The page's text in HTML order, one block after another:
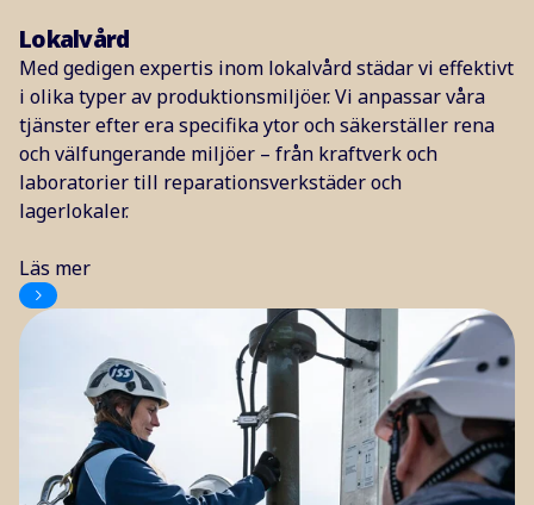
Lokalvård
Med gedigen expertis inom lokalvård städar vi effektivt
i olika typer av produktionsmiljöer. Vi anpassar våra
tjänster efter era specifika ytor och säkerställer rena
och välfungerande miljöer – från kraftverk och
laboratorier till reparationsverkstäder och
lagerlokaler.
Läs mer